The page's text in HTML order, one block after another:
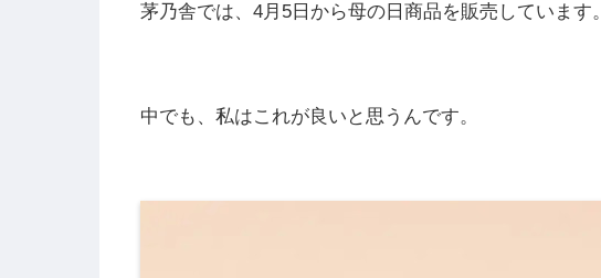
茅乃舎では、4月5日から母の日商品を販売しています。
中でも、私はこれが良いと思うんです。